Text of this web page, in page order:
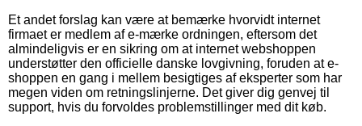
Et andet forslag kan være at bemærke hvorvidt internet
firmaet er medlem af e-mærke ordningen, eftersom det
almindeligvis er en sikring om at internet webshoppen
understøtter den officielle danske lovgivning, foruden at e-
shoppen en gang i mellem besigtiges af eksperter som har
megen viden om retningslinjerne. Det giver dig genvej til
support, hvis du forvoldes problemstillinger med dit køb.